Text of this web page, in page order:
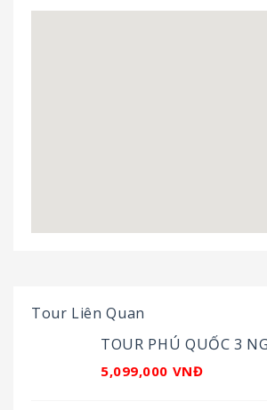
Tour Liên Quan
TOUR PHÚ QUỐC 3
5,099,000 VNĐ